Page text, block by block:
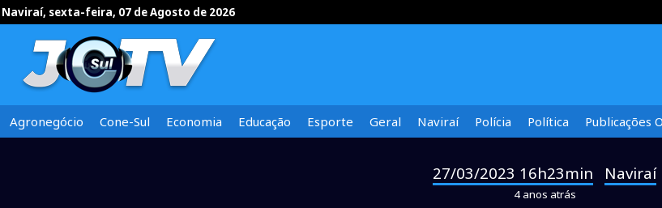
Naviraí, sexta-feira, 07 de Agosto de 2026
Agronegócio Cone-Sul Economia Educação Esporte Geral Naviraí Polícia Política Publicações
27/03/2023 16h23min Naviraí
4 anos atrás